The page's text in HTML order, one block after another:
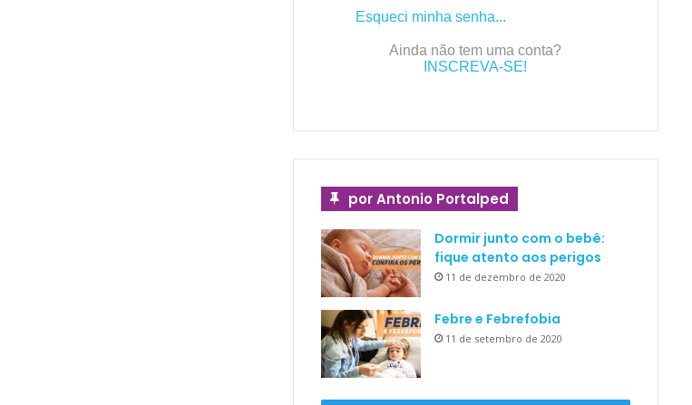
Esqueci minha senha...
Ainda não tem uma conta?
INSCREVA-SE!
por Antonio Portalped
Dormir junto com o bebê:
fique atento aos perigos
11 de dezembro de 2020
Febre e Febrefobia
11 de setembro de 2020